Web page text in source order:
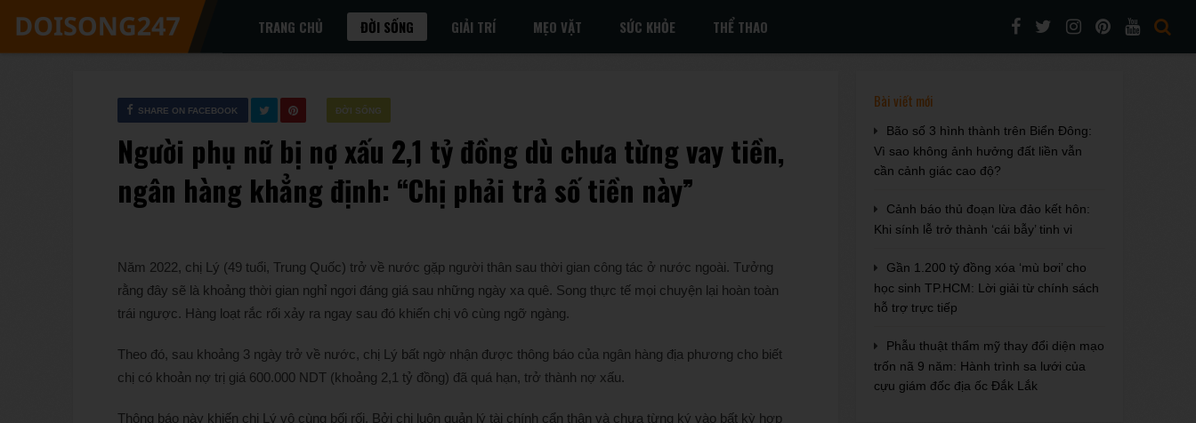
TRANG CHỦ ĐỜI SỐNG GIẢI TRÍ MẸO VẶT SỨC KHỎE THỂ THAO
ĐỜI SỐNG
SHARE ON FACEBOOK
Người phụ nữ bị nợ xấu 2,1 tỷ đồng dù chưa từng vay tiền,
ngân hàng khẳng định: “Chị phải trả số tiền này”
Năm 2022, chị Lý (49 tuổi, Trung Quốc) trở về nước gặp người thân sau thời gian công tác ở nước ngoài. Tưởng
rằng đây sẽ là khoảng thời gian nghỉ ngơi đáng giá sau những ngày xa quê. Song thực tế mọi chuyện lại hoàn toàn
trái ngược. Hàng loạt rắc rối xảy ra ngay sau đó khiến chị vô cùng ngỡ ngàng.
Theo đó, sau khoảng 3 ngày trở về nước, chị Lý bất ngờ nhận được thông báo của ngân hàng địa phương cho biết
chị có khoản nợ trị giá 600.000 NDT (khoảng 2,1 tỷ đồng) đã quá hạn, trở thành nợ xấu.
Thông báo này khiến chị Lý vô cùng bối rối. Bởi chị luôn quản lý tài chính cẩn thận và chưa từng ký vào bất kỳ hợp
Bài viết mới
Bão số 3 hình thành trên Biển Đông:
Vì sao không ảnh hưởng đất liền vẫn
cần cảnh giác cao độ?
Cảnh báo thủ đoạn lừa đảo kết hôn:
Khi sính lễ trở thành ‘cái bẫy’ tinh vi
Gần 1.200 tỷ đồng xóa ‘mù bơi’ cho
học sinh TP.HCM: Lời giải từ chính sách
hỗ trợ trực tiếp
Phẫu thuật thẩm mỹ thay đổi diện mạo
trốn nã 9 năm: Hành trình sa lưới của
cựu giám đốc địa ốc Đắk Lắk